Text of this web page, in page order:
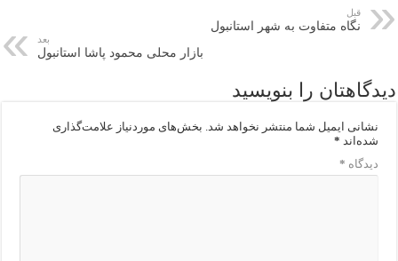
قبل
نگاه متفاوت به شهر استانبول
بعد
بازار محلی محمود پاشا استانبول
دیدگاهتان را بنویسید
نشانی ایمیل شما منتشر نخواهد شد. بخش‌های موردنیاز علامت‌گذاری
شده‌اند *
دیدگاه *